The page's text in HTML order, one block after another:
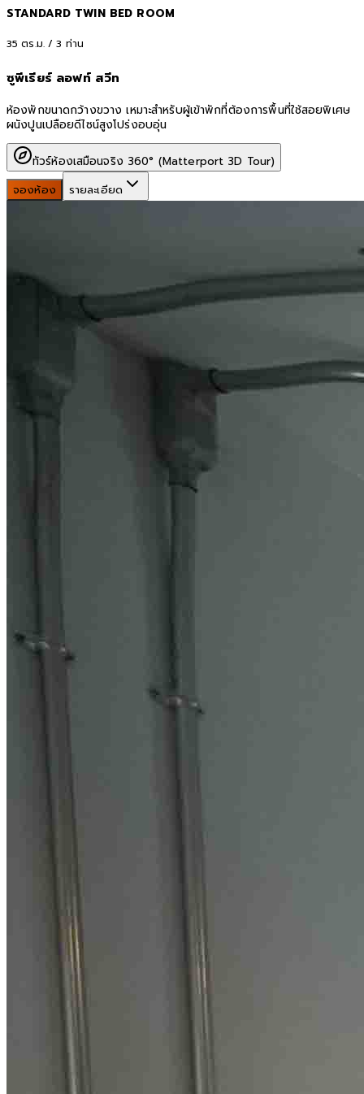
STANDARD TWIN BED ROOM
35 ตร.ม. /3 ท่าน
ซูพีเรียร์ ลอฟท์ สวีท
ห้องพักขนาดกว้างขวาง เหมาะสำหรับผู้เข้าพักที่ต้องการพื้นที่ใช้สอยพิเศษ
ผนังปูนเปลือยดีไซน์สูงโปร่งอบอุ่น
ทัวร์ห้องเสมือนจริง 360° (Matterport 3D Tour)
จองห้อง
รายละเอียด